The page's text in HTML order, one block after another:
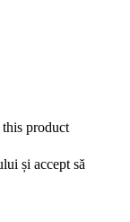
product
și accept să